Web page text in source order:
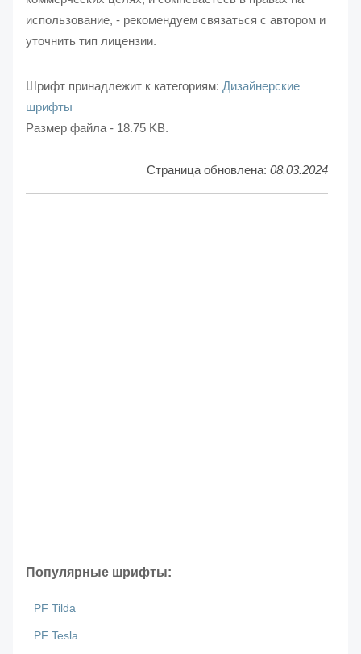
использование, - рекомендуем связаться с автором и
уточнить тип лицензии.
Шрифт принадлежит к категориям: Дизайнерские
шрифты
Размер файла - 18.75 KB.
Страница обновлена: 08.03.2024
Популярные шрифты:
PF Tilda
PF Tesla